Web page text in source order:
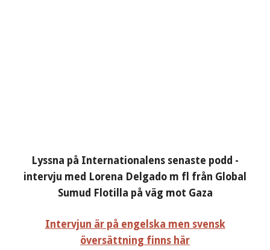
Lyssna på Internationalens senaste podd -
intervju med Lorena Delgado m fl från Global
Sumud Flotilla på väg mot Gaza
Intervjun är på engelska men svensk
översättning finns här